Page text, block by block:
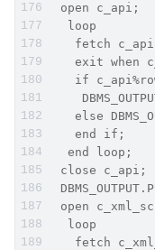
open c_api;
  loop
fetch
exit when
if
else
   end if;
  end loop;
close c_api;
open
  loop
fetch